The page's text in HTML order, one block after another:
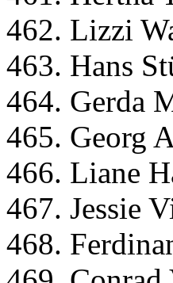
462. Lizzi
463. Hans
464. Gerda
465. Georg
466. Liane
467. Jessie
468.